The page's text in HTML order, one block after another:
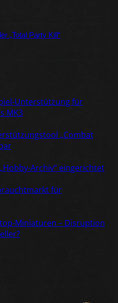
„Total Party Kill“
Unterstützung für
MK3
„Combat
Archiv“ eingerichtet
für
Miniaturen – Disruption